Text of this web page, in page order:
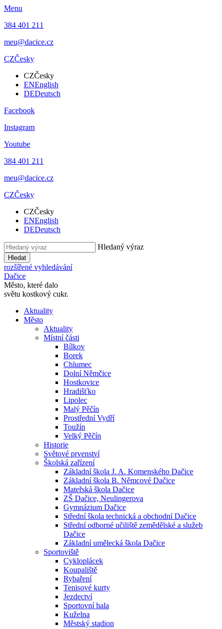
Menu
384 401 211
meu@dacice.cz
CZČesky
CZČesky
ENEnglish
DEDeutsch
Facebook
Instagram
Youtube
384 401 211
meu@dacice.cz
CZČesky
CZČesky
ENEnglish
DEDeutsch
Hledaný výraz
Hledat
rozšířené vyhledávání
Dačice
Město, které dalo
světu kostkový cukr.
Aktuality
Město
Aktuality
Místní části
Bílkov
Borek
Chlumec
Dolní Němčice
Hostkovice
Hradišťko
Lipolec
Malý Pěčín
Prostřední Vydří
Toužín
Velký Pěčín
Historie
Světové prvenství
Školská zařízení
Základní škola J. A. Komenského Dačice
Základní škola B. Němcové Dačice
Mateřská škola Dačice
ZŠ Dačice, Neulingerova
Gymnázium Dačice
Střední škola technická a obchodní Dačice
Střední odborné učiliště zemědělské a služeb
Dačice
Základní umělecká škola Dačice
Sportoviště
Cykloplácek
Koupaliště
Rybaření
Tenisové kurty
Jezdectví
Sportovní hala
Kuželna
Městský stadion